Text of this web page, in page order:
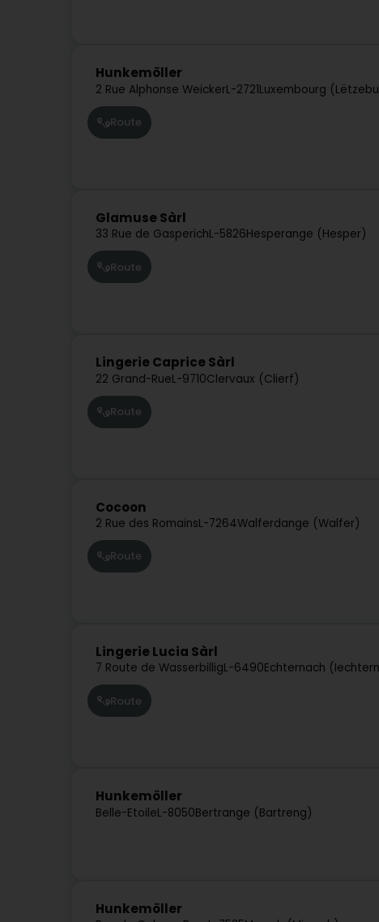
Hunkemöller
2 Rue Alphonse WeickerL-2721Luxembourg
Route
Glamuse Sàrl
33 Rue de GasperichL-5826Hesperange (Hesper)
Route
Lingerie Caprice Sàrl
22 Grand-RueL-9710Clervaux (Clierf)
Route
Cocoon
2 Rue des RomainsL-7264Walferdange (Walfer)
Route
Lingerie Lucia Sàrl
7 Route de WasserbilligL-6490Echternach
Route
Hunkemöller
Belle-EtoileL-8050Bertrange (Bartreng)
Hunkemöller